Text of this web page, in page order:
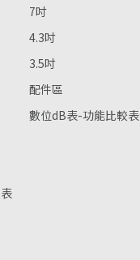
7吋
4.3吋
3.5吋
配件區
數位dB表-功能比較表